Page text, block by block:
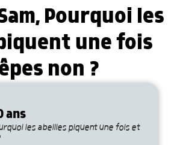
Pourquoi les
une fois
non ?
ans
les abeilles piquent une fois et